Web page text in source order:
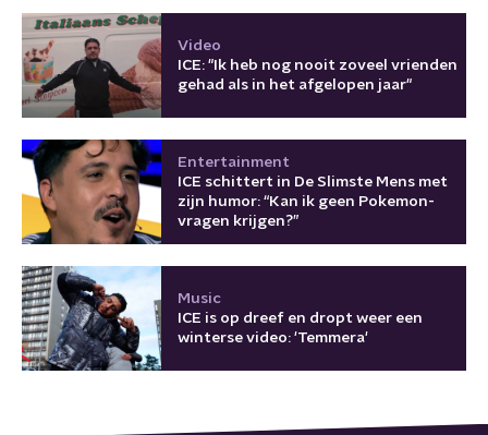
Video
ICE: "Ik heb nog nooit zoveel vrienden
gehad als in het afgelopen jaar"
Entertainment
ICE schittert in De Slimste Mens met
zijn humor: “Kan ik geen Pokemon-
vragen krijgen?”
Music
ICE is op dreef en dropt weer een
winterse video: 'Temmera'